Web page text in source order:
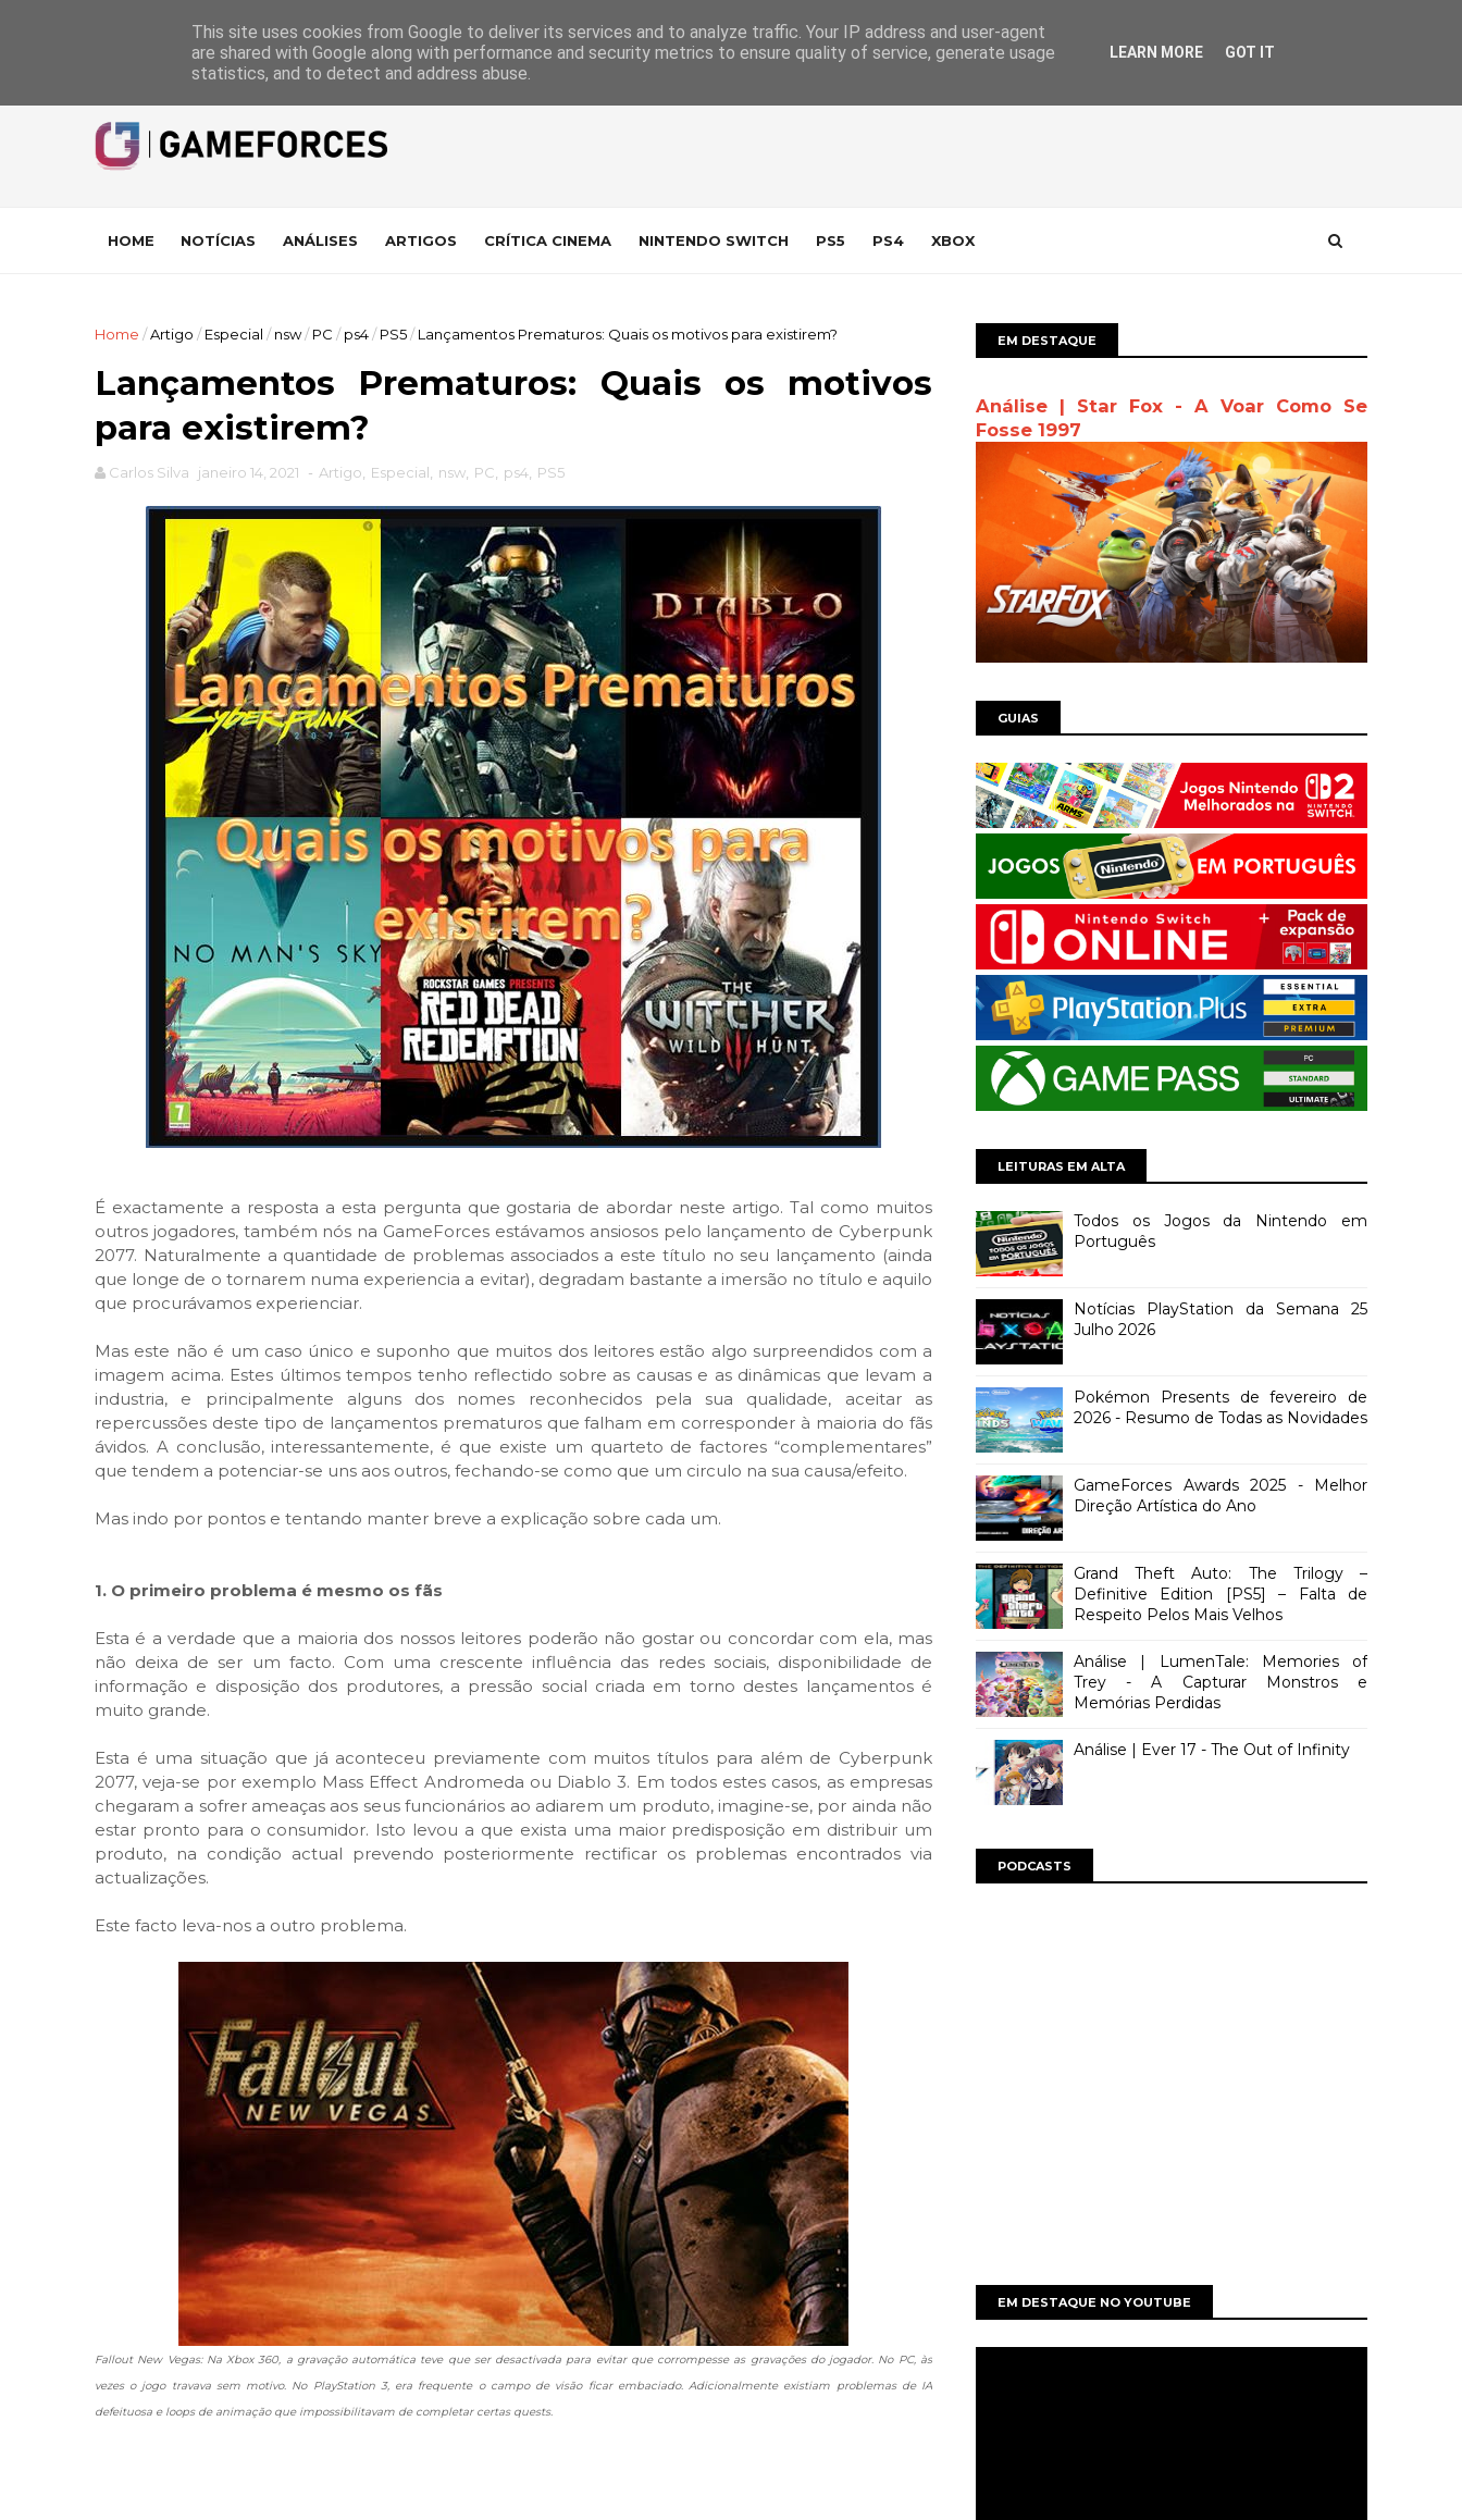
A equipa Pontuações das Análises Suporte da Indústria Contacto
HOME NOTÍCIAS ANÁLISES ARTIGOS CRÍTICA CINEMA NINTENDO SWITCH PS5 PS4 XBOX
Home /Artigo / Especial / nsw/ PC / ps4/ PS5/ Lançamentos Prematuros: Quais os motivos para existirem?
Lançamentos Prematuros: Quais os motivos
para existirem?
Carlos Silva janeiro 14, 2021 - Artigo Especial nsw PC ps4 PS5
É exactamente a resposta a esta pergunta que gostaria de abordar neste artigo. Tal como muitos
outros jogadores, também nós na GameForces estávamos ansiosos pelo lançamento de Cyberpunk
2077. Naturalmente a quantidade de problemas associados a este título no seu lançamento (ainda
que longe de o tornarem numa experiencia a evitar), degradam bastante a imersão no título e aquilo
que procurávamos experienciar.
Mas este não é um caso único e suponho que muitos dos leitores estão algo surpreendidos com a
imagem acima. Estes últimos tempos tenho reflectido sobre as causas e as dinâmicas que levam a
industria, e principalmente alguns dos nomes reconhecidos pela sua qualidade, aceitar as
repercussões deste tipo de lançamentos prematuros que falham em corresponder à maioria do fãs
ávidos. A conclusão, interessantemente, é que existe um quarteto de factores “complementares”
que tendem a potenciar-se uns aos outros, fechando-se como que um circulo na sua causa/efeito.
Mas indo por pontos e tentando manter breve a explicação sobre cada um.
1. O primeiro problema é mesmo os fãs
Esta é a verdade que a maioria dos nossos leitores poderão não gostar ou concordar com ela, mas
não deixa de ser um facto. Com uma crescente influência das redes sociais, disponibilidade de
informação e disposição dos produtores, a pressão social criada em torno destes lançamentos é
muito grande.
Esta é uma situação que já aconteceu previamente com muitos títulos para além de Cyberpunk
2077, veja-se por exemplo Mass Effect Andromeda ou Diablo 3. Em todos estes casos, as empresas
chegaram a sofrer ameaças aos seus funcionários ao adiarem um produto, imagine-se, por ainda não
estar pronto para o consumidor. Isto levou a que exista uma maior predisposição em distribuir um
produto, na condição actual prevendo posteriormente rectificar os problemas encontrados via
actualizações.
Este facto leva-nos a outro problema.
Fallout New Vegas: Na Xbox 360, a gravação automática teve que ser desactivada para evitar que corrompesse as gravações do jogador. No PC, às
vezes o jogo travava sem motivo. No PlayStation 3, era frequente o campo de visão ficar embaciado. Adicionalmente existiam problemas de IA
defeituosa e loops de animação que impossibilitavam de completar certas quests.
EM DESTAQUE
Análise | Star Fox - A Voar Como Se
Fosse 1997
GUIAS
LEITURAS EM ALTA
Todos os Jogos da Nintendo em
Português
Notícias PlayStation da Semana 25
Julho 2026
Pokémon Presents de fevereiro de
2026 - Resumo de Todas as Novidades
GameForces Awards 2025 - Melhor
Direção Artística do Ano
Grand Theft Auto: The Trilogy –
Definitive Edition [PS5] – Falta de
Respeito Pelos Mais Velhos
Análise | LumenTale: Memories of
Trey - A Capturar Monstros e
Memórias Perdidas
Análise | Ever 17 - The Out of Infinity
PODCASTS
EM DESTAQUE NO YOUTUBE
This site uses cookies from Google to deliver its services and to analyze traffic. Your IP address and user-agent
are shared with Google along with performance and security metrics to ensure quality of service, generate usage
statistics, and to detect and address abuse.
LEARN MORE GOT IT